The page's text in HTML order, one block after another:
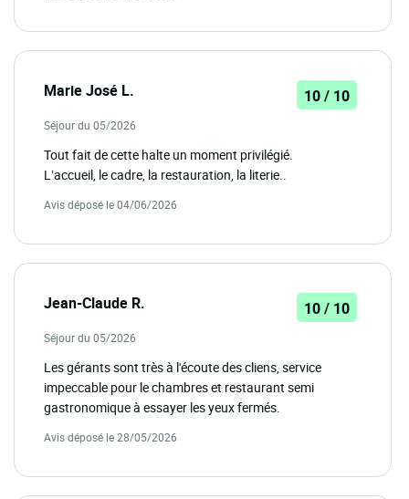
Marie José L. 10 / 10
Séjour du 05/2026
Tout fait de cette halte un moment privilégié.
L’accueil, le cadre, la restauration, la literie..
Avis déposé le 04/06/2026
Jean-Claude R. 10 / 10
Séjour du 05/2026
Les gérants sont très à l'écoute des cliens, service
impeccable pour le chambres et restaurant semi
gastronomique à essayer les yeux fermés.
Avis déposé le 28/05/2026